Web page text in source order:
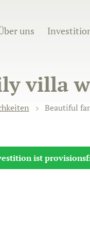
uns
villa
Beautiful
ist